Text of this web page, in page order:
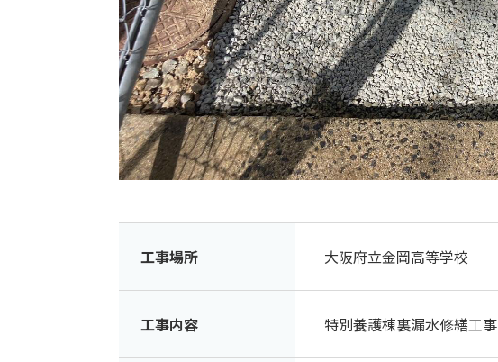
工事場所 大阪府立金岡高等学校
工事内容 特別養護棟裏漏水修繕工事